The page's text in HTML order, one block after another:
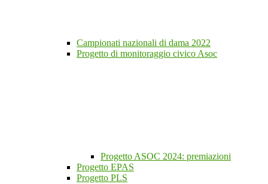
Campionati nazionali di dama 2022
Progetto di monitoraggio civico Asoc
Progetto ASOC 2024: premiazioni
Progetto EPAS
Progetto PLS